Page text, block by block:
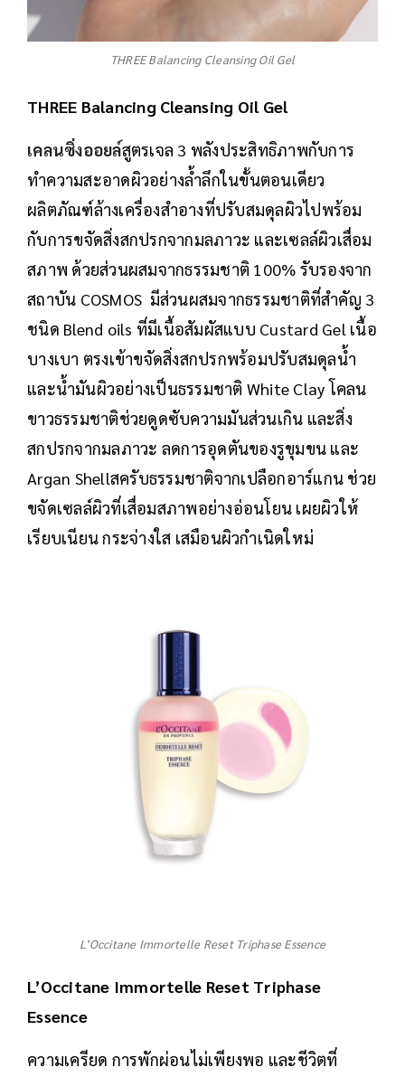
THREE Balancing Cleansing Oil Gel
THREE Balancing Cleansing Oil Gel
เคลนซิ่งออยล์สูตรเจล 3 พลังประสิทธิภาพกับการ
ทำความสะอาดผิวอย่างล้ำลึกในขั้นตอนเดียว
ผลิตภัณฑ์ล้างเครื่องสำอางที่ปรับสมดุลผิวไปพร้อม
กับการขจัดสิ่งสกปรกจากมลภาวะ และเซลล์ผิวเสื่อม
สภาพ ด้วยส่วนผสมจากธรรมชาติ 100% รับรองจาก
สถาบัน COSMOS มีส่วนผสมจากธรรมชาติที่สำคัญ 3
ชนิด Blend oils ที่มีเนื้อสัมผัสแบบ Custard Gel เนื้อ
บางเบา ตรงเข้าขจัดสิ่งสกปรกพร้อมปรับสมดุลน้ำ
และน้ำมันผิวอย่างเป็นธรรมชาติ White Clay โคลน
ขาวธรรมชาติช่วยดูดซับความมันส่วนเกิน และสิ่ง
สกปรกจากมลภาวะ ลดการอุดตันของรูขุมขน และ
Argan Shellสครับธรรมชาติจากเปลือกอาร์แกน ช่วย
ขจัดเซลล์ผิวที่เสื่อมสภาพอย่างอ่อนโยน เผยผิวให้
เรียบเนียน กระจ่างใส เสมือนผิวกำเนิดใหม่
L’Occitane Immortelle Reset Triphase Essence
L’Occitane Immortelle Reset Triphase
Essence
ความเครียด การพักผ่อนไม่เพียงพอ และชีวิตที่